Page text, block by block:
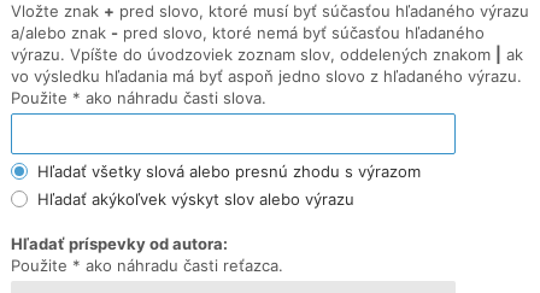
Vložte znak + pred slovo, ktoré musí byť súčasťou hľadaného výrazu
a/alebo znak - pred slovo, ktoré nemá byť súčasťou hľadaného
výrazu. Vpíšte do úvodzoviek zoznam slov, oddelených znakom
ak
vo výsledku hľadania má byť aspoň jedno slovo z hľadaného výrazu.
Použite * ako náhradu časti slova.
Hľadať všetky slová alebo presnú zhodu s výrazom
Hľadať akýkoľvek výskyt slov alebo výrazu
Hľadať príspevky od autora:
Použite * ako náhradu časti reťazca.